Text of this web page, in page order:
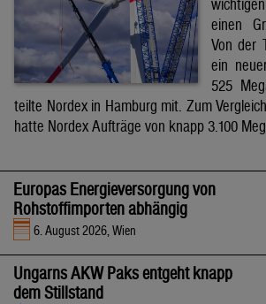
einen
Von der
ein
525
teilte Nordex in Hamburg mit. Zum
hatte Nordex Aufträge von knapp 3.100
Europas Energieversorgung von
Rohstoffimporten abhängig
6. August 2026, Wien
Ungarns AKW Paks entgeht knapp
dem Stillstand